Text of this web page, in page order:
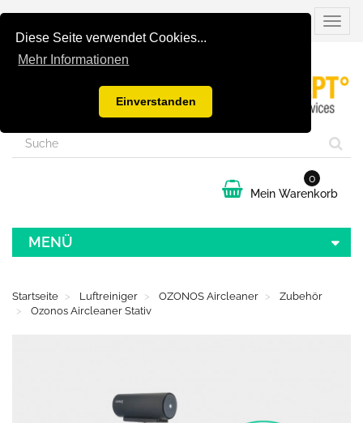
Diese Seite verwendet Cookies...
Mehr Informationen
Einverstanden
Mein Warenkorb
0
MENÜ
Startseite Luftreiniger OZONOS Aircleaner
Zubehör
Ozonos Aircleaner Stativ